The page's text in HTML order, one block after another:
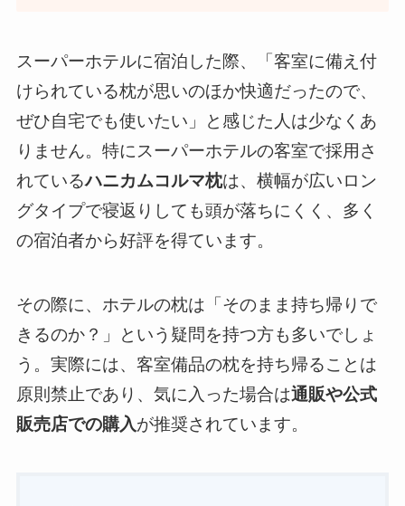
スーパーホテルに宿泊した際、「客室に備え付
けられている枕が思いのほか快適だったので、
ぜひ自宅でも使いたい」と感じた人は少なくあ
りません。特にスーパーホテルの客室で採用さ
れているハニカムコルマ枕は、横幅が広いロン
グタイプで寝返りしても頭が落ちにくく、多く
の宿泊者から好評を得ています。
その際に、ホテルの枕は「そのまま持ち帰りで
きるのか？」という疑問を持つ方も多いでしょ
う。実際には、客室備品の枕を持ち帰ることは
原則禁止であり、気に入った場合は通販や公式
販売店での購入が推奨されています。